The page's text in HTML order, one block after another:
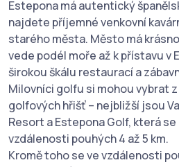
Estepona má autentický
najdete příjemné venkovní
starého města. Město má
vede podél moře až k přístavu v
širokou škálu restaurací a
Milovníci golfu si mohou vybrat
golfových hřišť – nejbližší jsou
Resort a Estepona Golf, která
vzdálenosti pouhých 4 až 5 km.
Kromě toho se ve vzdálenosti